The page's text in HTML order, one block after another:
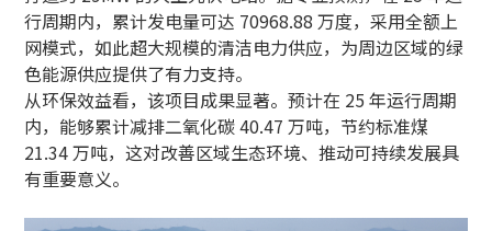
行周期内，累计发电量可达 70968.88 万度，采用全额上
网模式，如此超大规模的清洁电力供应，为周边区域的绿
色能源供应提供了有力支持。
从环保效益看，该项目成果显著。预计在 25 年运行周期
内，能够累计减排二氧化碳 40.47 万吨，节约标准煤
21.34 万吨，这对改善区域生态环境、推动可持续发展具
有重要意义。